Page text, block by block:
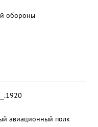
обороны
авиационный полк